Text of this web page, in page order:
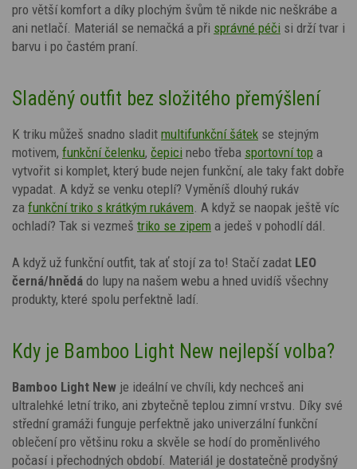
pro větší komfort a díky plochým švům tě nikde nic neškrábe a
ani netlačí. Materiál se nemačká a při správné péči si drží tvar i
barvu i po častém praní.
Sladěný outfit bez složitého přemýšlení
K triku můžeš snadno sladit multifunkční šátek se stejným
motivem, funkční čelenku, čepici nebo třeba sportovní top a
vytvořit si komplet, který bude nejen funkční, ale taky fakt dobře
vypadat. A když se venku oteplí? Vyměníš dlouhý rukáv
za funkční triko s krátkým rukávem . A když se naopak ještě víc
ochladí? Tak si vezmeš triko se zipem a jedeš v pohodlí dál.
A když už funkční outfit, tak ať stojí za to! Stačí zadat LEO
černá/hnědá do lupy na našem webu a hned uvidíš všechny
produkty, které spolu perfektně ladí.
Kdy je Bamboo Light New nejlepší volba?
Bamboo Light New je ideální ve chvíli, kdy nechceš ani
ultralehké letní triko, ani zbytečně teplou zimní vrstvu. Díky své
střední gramáži funguje perfektně jako univerzální funkční
oblečení pro většinu roku a skvěle se hodí do proměnlivého
počasí i přechodných období. Materiál je dostatečně prodyšný